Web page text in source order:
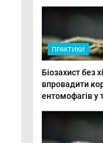
ПРАКТИКИ
Біозахист без
впровадити
ентомофагів у